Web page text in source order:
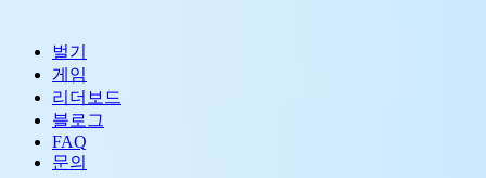
벌기
게임
리더보드
블로그
FAQ
문의